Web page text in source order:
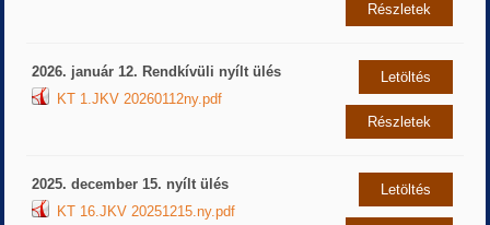
Részletek
2026. január 12. Rendkívüli nyílt ülés
KT 1.JKV 20260112ny.pdf
Letöltés
Részletek
2025. december 15. nyílt ülés
KT 16.JKV 20251215.ny.pdf
Letöltés